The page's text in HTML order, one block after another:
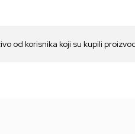
od korisnika koji su kupili